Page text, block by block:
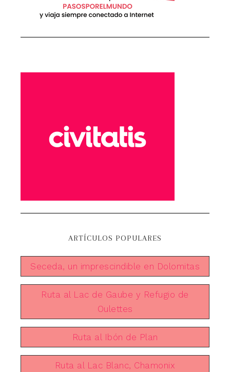
ARTÍCULOS POPULARES
Seceda, un imprescindible en Dolomitas
Ruta al Lac de Gaube y Refugio de
Oulettes
Ruta al Ibón de Plan
Ruta al Lac Blanc, Chamonix